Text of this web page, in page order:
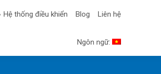
Hệ thống điều khiển Blog Liên hệ
Ngôn ngữ: